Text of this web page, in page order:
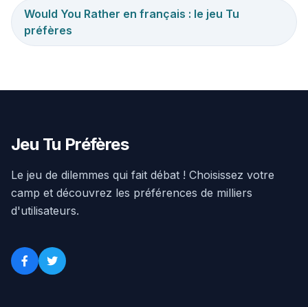
Would You Rather en français : le jeu Tu
préfères
Jeu Tu Préfères
Le jeu de dilemmes qui fait débat ! Choisissez votre
camp et découvrez les préférences de milliers
d'utilisateurs.